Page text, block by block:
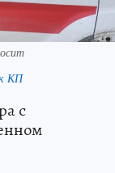
КП
с